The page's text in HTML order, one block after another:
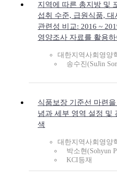
지역에 따른 총지방 및
섭취 수준, 급원식품, 대
관련성 비교: 2016 ~
영양조사 자료를 활용하
대한지역사회영양
송수진(SuJin
식품보장 기준선 마련
념과 세부 영역 설정 및
색
대한지역사회영양
박소현(Sohyun
KCI등재